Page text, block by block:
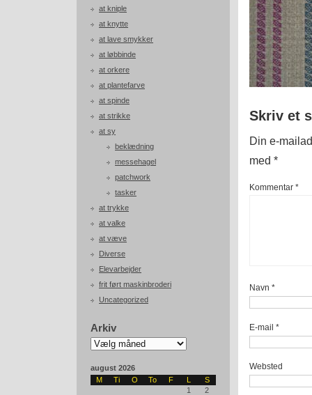
at kniple
at knytte
at lave smykker
at løbbinde
at orkere
at plantefarve
at spinde
at strikke
at sy
beklædning
messehagel
patchwork
tasker
at trykke
at valke
at væve
Diverse
Elevarbejder
frit ført maskinbroderi
Uncategorized
Arkiv
Arkiv
august 2026
M
Ti O To F L
S
1
2
Skriv et
Din e-
med *
Kommentar *
Navn *
E-mail *
Websted